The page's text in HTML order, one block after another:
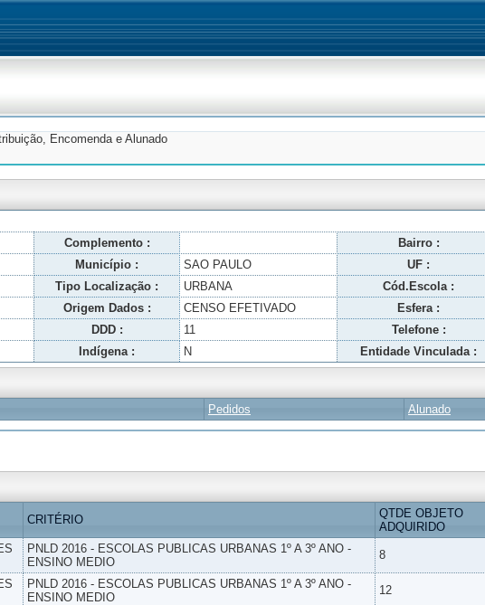
Encomenda e Alunado
Complemento : Bairro :
Município : SAO PAULO UF :
Tipo Localização : URBANA Cód.Escola :
Origem Dados : CENSO EFETIVADO Esfera :
DDD : 11 Telefone :
Indígena : N Entidade Vinculada :
Pedidos Alunado
CRITÉRIO
QTDE OBJETO
ADQUIRIDO
PNLD 2016 - ESCOLAS PUBLICAS URBANAS 1º A 3º ANO -
ENSINO MEDIO
8
PNLD 2016 - ESCOLAS PUBLICAS URBANAS 1º A 3º ANO -
ENSINO MEDIO
12